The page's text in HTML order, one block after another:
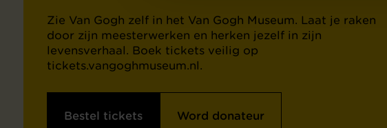
Zie Van Gogh zelf in het Van Gogh Museum. Laat je raken
door zijn meesterwerken en herken jezelf in zijn
levensverhaal. Boek tickets veilig op
tickets.vangoghmuseum.nl.
Bestel tickets Word donateur